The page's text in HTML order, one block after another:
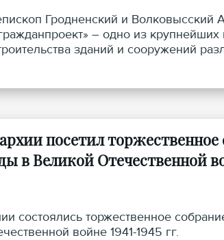
Гродненский и Волковысский
– одно из
зданий и сооружений
посетил
в Великой Отечественной
состоялись торжественное
войне 1941-1945 гг.